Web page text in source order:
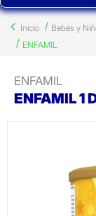
Inicio Bebés y
ENFAMIL
ENFAMIL
ENFAMIL 1